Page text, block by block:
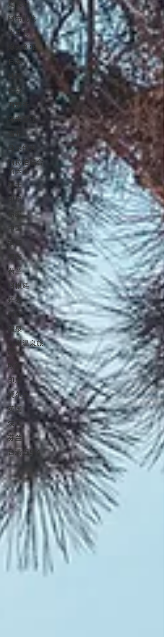
意大利
阿布扎比
土耳其
澳大利亚
日本
韩国
台湾
西班牙
马来西亚
南非
马尔代夫
阿拉伯联合
酋长国
瑞士
印尼
希腊
中国
缅甸
德国
荷兰
阿根廷
丹麦
新闻
温泉
九州温泉旅
游
欧洲
印度
爱尔兰
英国
法国
芬兰
台湾五感4